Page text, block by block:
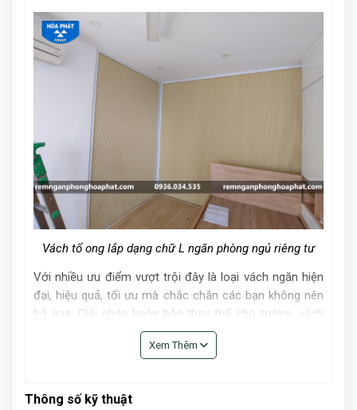
Vách tổ ong lắp dạng chữ L ngăn phòng ngủ riêng tư
Với nhiều ưu điểm vượt trội đây là loại vách ngăn hiện
đại, hiệu quả, tối ưu mà chắc chắn các bạn không nên
bỏ qua. Giải pháp hoàn hảo thay thế cho tường, vách
di động
Xem Thêm
Thông số kỹ thuật